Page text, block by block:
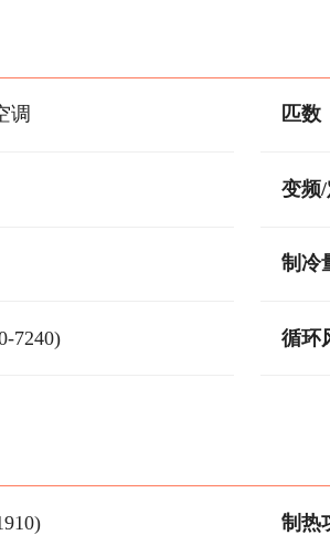
调 匹数
变频
制冷
7240) 循环
制热